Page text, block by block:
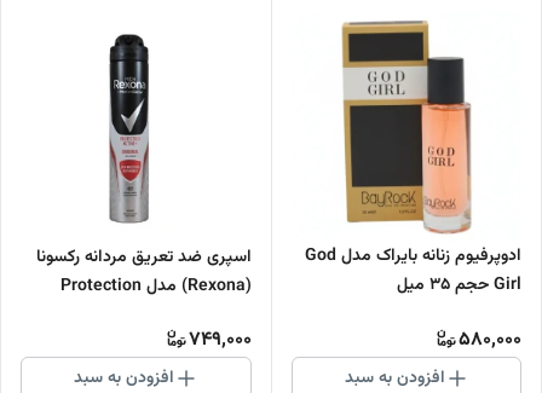
ادوپرفیوم زنانه بایراک مدل God
Girl حجم 35 میل
580,000
افزودن به سبد
اسپری ضد تعریق مردانه رکسونا
(Rexona) مدل Protection
لیتر
749,000
افزودن به سبد